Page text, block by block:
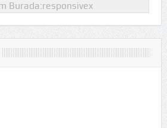
Burada:responsivex